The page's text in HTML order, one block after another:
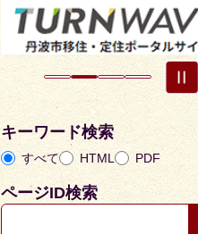
ス
ラ
イ
キーワード検索
すべて HTML PDF
ページID検索